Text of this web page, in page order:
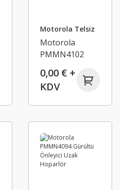
Motorola Telsiz
Motorola
PMMN4102
0,00 € +
KDV